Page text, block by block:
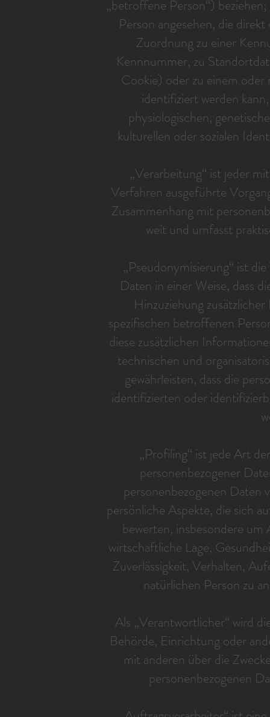
„betroffene Person“)
Person angesehen, die
Zuordnung zu einer
Kennnummer, zu
Cookie) oder zu einem
identifiziert werden
physiologischen,
kulturellen oder sozialen
„Verarbeitung“ ist jeder
Verfahren ausgeführte
Zusammenhang mit
weit und umfasst
„Pseudonymisierung“ ist
Daten in einer Weise, dass
Hinzuziehung
spezifischen betroffenen
diese zusätzlichen
technischen und
gewährleisten, dass die
identifizierten oder
„Profiling“ ist jede Art
personenbezogener
personenbezogenen Daten
persönliche Aspekte, die sich
bewerten, insbesondere
wirtschaftliche Lage,
Zuverlässigkeit, Verhalten,
natürlichen Person zu
Als „Verantwortlicher“ wird
Behörde, Einrichtung oder
mit anderen über die
personenbezogenen